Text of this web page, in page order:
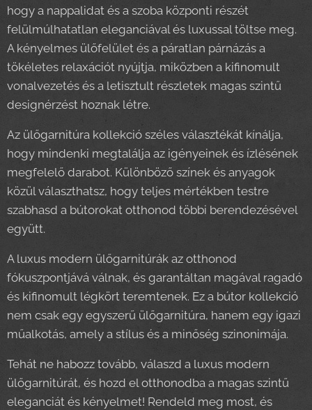
hogy a nappalidat és a szoba központi részét
felülmúlhatatlan eleganciával és luxussal töltse meg.
A kényelmes ülőfelület és a páratlan párnázás a
tökéletes relaxációt nyújtja, miközben a kifinomult
vonalvezetés és a letisztult részletek magas szintű
designérzést hoznak létre.
Az ülőgarnitúra kollekció széles választékát kínálja,
hogy mindenki megtalálja az igényeinek és ízlésének
megfelelő darabot. Különböző színek és anyagok
közül választhatsz, hogy teljes mértékben testre
szabhasd a bútorokat otthonod többi berendezésével
együtt.
A luxus modern ülőgarnitúrák az otthonod
fókuszpontjává válnak, és garantáltan magával ragadó
és kifinomult légkört teremtenek. Ez a bútor kollekció
nem csak egy egyszerű ülőgarnitúra, hanem egy igazi
műalkotás, amely a stílus és a minőség szinonimája.
Tehát ne habozz tovább, válaszd a luxus modern
ülőgarnitúrát, és hozd el otthonodba a magas szintű
eleganciát és kényelmet! Rendeld meg most, és